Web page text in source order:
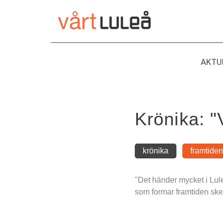
Krönika:
krönika framtiden
"Det händer mycket i
som formar framtiden